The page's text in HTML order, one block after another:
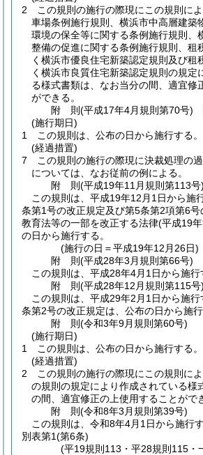
2
この規則の施行の際現にこの規則に
車場条例施行規則、横浜市中高層建築
環境の保全等に関する条例施行規則、
整備の促進に関する条例施行規則、租
く横浜市優良住宅新築認定規則及び租
く横浜市良質住宅新築認定規則の規定
る様式書類は、なお当分の間、適宜修
ができる。
附 則(平成17年4月規則第70号)
(施行期日)
1
この規則は、公布の日から施行する。
(経過措置)
7
この規則の施行の際現に決裁処理の
については、なお従前の例による。
附 則(平成19年11月規則第113号)
この規則は、平成19年12月1日から施
条第1号の改正規定及び第5条第2項第6
教育法等の一部を改正する法律(平成19
の日から施行する。
(施行の日＝平成19年12月26日)
附 則(平成28年3月規則第66号)
この規則は、平成28年4月1日から施行
附 則(平成28年12月規則第115号)
この規則は、平成29年2月1日から施行
条第2号の改正規定は、公布の日から施行
附 則(令和3年9月規則第60号)
(施行期日)
1
この規則は、公布の日から施行する。
(経過措置)
2
この規則の施行の際現にこの規則に
の規則の規定により作成されている様
の間、適宜修正の上使用することがで
附 則(令和8年3月規則第39号)
この規則は、令和8年4月1日から施行す
別表第1(第6条)
(平19規則113・平28規則115・